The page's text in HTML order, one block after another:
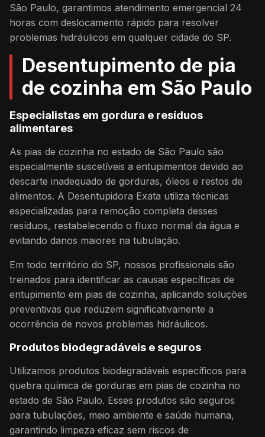
São Paulo, garantimos atendimento emergencial 24
horas com deslocamento rápido para resolver
problemas hidráulicos em qualquer cidade do SP.
Desentupimento de pia
de cozinha em São Paulo
Especialistas em gordura e resíduos
alimentares
As pias de cozinha no estado de São Paulo são
especialmente suscetíveis a entupimentos devido ao
descarte inadequado de gorduras, óleos e restos de
alimentos. A Desentupidora Exata utiliza técnicas
especializadas para remoção completa desses
resíduos, restabelecendo o fluxo normal da água e
evitando danos maiores na tubulação.
Em todo território do SP, nossos profissionais são
treinados para identificar as causas específicas de
entupimento em pias de cozinha, aplicando soluções
preventivas que reduzem significativamente a
ocorrência de novos problemas hidráulicos.
Produtos biodegradáveis e seguros
Utilizamos produtos biodegradáveis específicos para
quebra química de gorduras em pias de cozinha no
estado de São Paulo. Esses produtos são seguros
para tubulações, meio ambiente e saúde humana,
garantindo limpeza eficaz sem riscos de